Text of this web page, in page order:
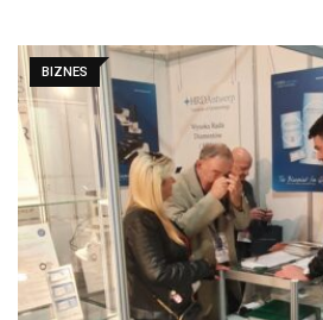
BIZNES